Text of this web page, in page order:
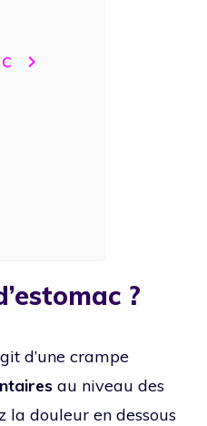
?
d’une crampe
au niveau des
la douleur en dessous